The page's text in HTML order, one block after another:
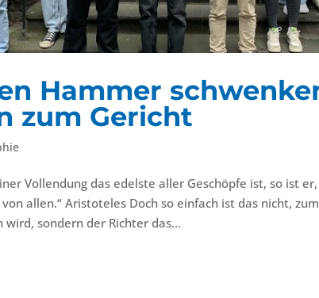
Hammer
zum Gericht
Vollendung das edelste aller Geschöpfe ist, so ist
allen.“ Aristoteles Doch so einfach ist das nicht,
wird, sondern der Richter das...